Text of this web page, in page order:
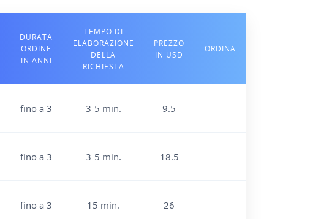
DURATA
ORDINE
IN ANNI
TEMPO DI
ELABORAZIONE
DELLA
RICHIESTA
PREZZO
IN USD
ORDINA
fino a 3 3-5 min. 9.5
fino a 3 3-5 min. 18.5
fino a 3 15 min. 26